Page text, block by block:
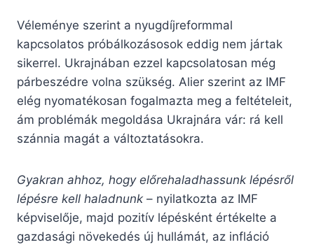
Véleménye szerint a nyugdíjreformmal
kapcsolatos próbálkozásosok eddig nem jártak
sikerrel. Ukrajnában ezzel kapcsolatosan még
párbeszédre volna szükség. Alier szerint az IMF
elég nyomatékosan fogalmazta meg a feltételeit,
ám problémák megoldása Ukrajnára vár: rá kell
szánnia magát a változtatásokra.
Gyakran ahhoz, hogy előrehaladhassunk lépésről
lépésre kell haladnunk – nyilatkozta az IMF
képviselője, majd pozitív lépésként értékelte a
gazdasági növekedés új hullámát, az infláció